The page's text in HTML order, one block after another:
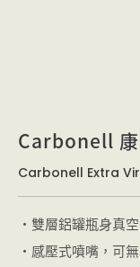
Carbonell 康
Carbonell Extra
・雙層鋁罐瓶身真
・感壓式噴嘴，可